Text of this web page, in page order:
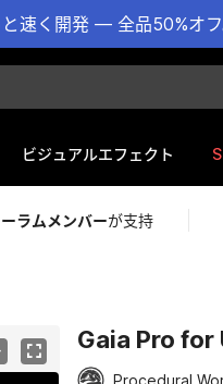
速く開発 — 全品50%オフ
ビジュアルエフェクト
ラムメンバーが支持
Gaia Pro for
Procedural